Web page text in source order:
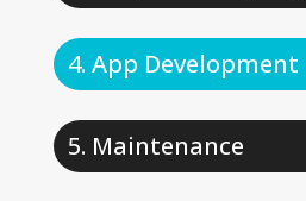
App Development
Maintenance